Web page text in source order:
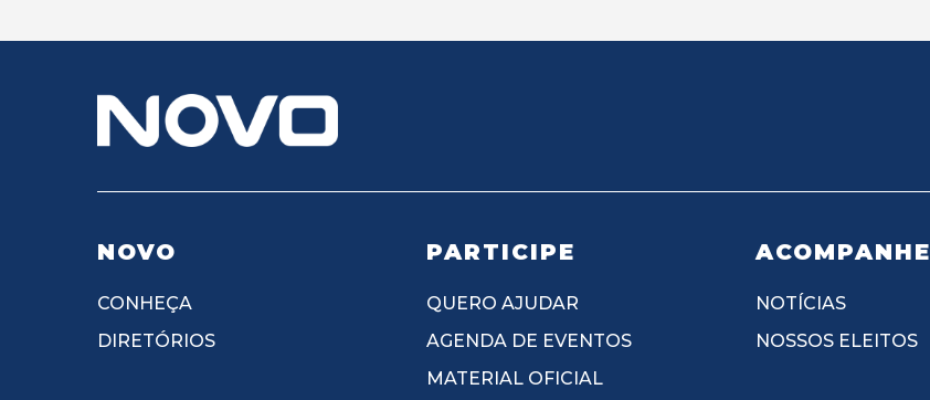
NOVO
CONHEÇA
DIRETÓRIOS
PARTICIPE
QUERO AJUDAR
AGENDA DE EVENTOS
MATERIAL OFICIAL
ACOMPANHE
NOTÍCIAS
NOSSOS ELEITOS